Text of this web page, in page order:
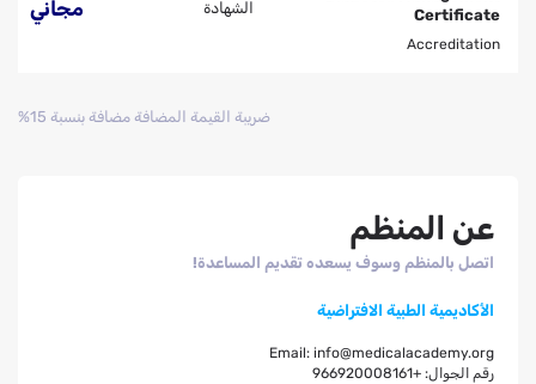
Certificate
Accreditation
الشهادة مجاني
ضريبة القيمة المضافة مضافة بنسبة 15%
عن المنظم
اتصل بالمنظم وسوف يسعده تقديم المساعدة!
الأكاديمية الطبية الافتراضية
Email: info@medicalacademy.org
رقم الجوال: +966920008161